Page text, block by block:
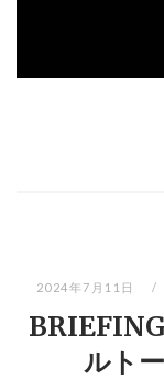
2024年7月11日
ルト